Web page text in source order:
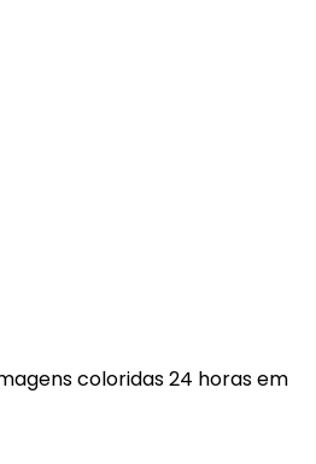
coloridas 24 horas em